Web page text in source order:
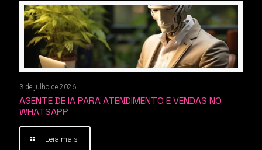
3 de julho de 2026
AGENTE DE IA PARA ATENDIMENTO E VENDAS NO
WHATSAPP
Leia mais